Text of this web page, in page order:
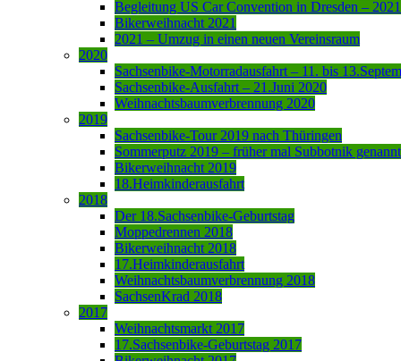
Begleitung US Car Convention in Dresden – 2021
Bikerweihnacht 2021
2021 – Umzug in einen neuen Vereinsraum
2020
Sachsenbike-Motorradausfahrt – 11. bis
Sachsenbike-Ausfahrt – 21.Juni 2020
Weihnachtsbaumverbrennung 2020
2019
Sachsenbike-Tour 2019 nach Thüringen
Sommerputz 2019 – früher mal Subbotnik genannt
Bikerweihnacht 2019
18.Heimkinderausfahrt
2018
Der 18.Sachsenbike-Geburtstag
Moppedrennen 2018
Bikerweihnacht 2018
17.Heimkinderausfahrt
Weihnachtsbaumverbrennung 2018
SachsenKrad 2018
2017
Weihnachtsmarkt 2017
17.Sachsenbike-Geburtstag 2017